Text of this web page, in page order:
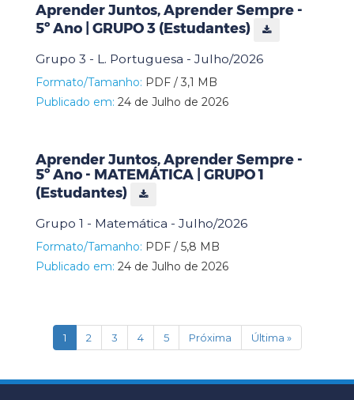
Aprender Juntos, Aprender Sempre -
5º Ano | GRUPO 3 (Estudantes)
Grupo 3 - L. Portuguesa - Julho/2026
Formato/Tamanho: PDF / 3,1 MB
Publicado em: 24 de Julho de 2026
Aprender Juntos, Aprender Sempre -
5º Ano - MATEMÁTICA | GRUPO 1
(Estudantes)
Grupo 1 - Matemática - Julho/2026
Formato/Tamanho: PDF / 5,8 MB
Publicado em: 24 de Julho de 2026
1(current)
2 3 4 5 Próxima Última »